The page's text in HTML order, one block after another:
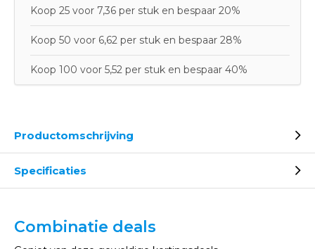
Koop 25 voor 7,36 per stuk en bespaar 20%
Koop 50 voor 6,62 per stuk en bespaar 28%
Koop 100 voor 5,52 per stuk en bespaar 40%
Productomschrijving
Specificaties
Combinatie deals